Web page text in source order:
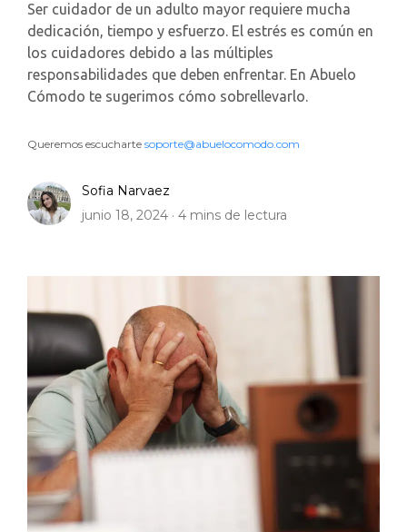
Ser cuidador de un adulto mayor requiere mucha
dedicación, tiempo y esfuerzo. El estrés es común en
los cuidadores debido a las múltiples
responsabilidades que deben enfrentar. En Abuelo
Cómodo te sugerimos cómo sobrellevarlo.
Sofia Narvaez
junio 18, 2024 · 4 mins de lectura
Queremos escucharte soporte@abuelocomodo.com